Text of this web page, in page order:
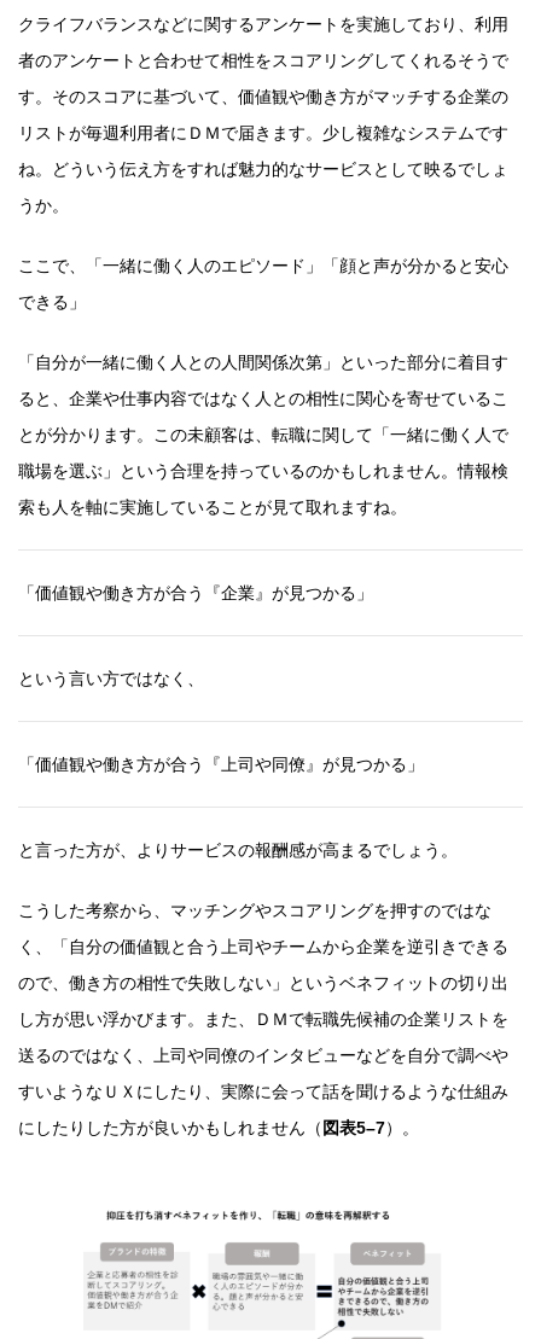
クライフバランスなどに関するアンケートを実施しており、利用
者のアンケートと合わせて相性をスコアリングしてくれるそうで
す。そのスコアに基づいて、価値観や働き方がマッチする企業の
リストが毎週利用者にＤＭで届きます。少し複雑なシステムです
ね。どういう伝え方をすれば魅力的なサービスとして映るでしょ
うか。
ここで、「一緒に働く人のエピソード」「顔と声が分かると安心
できる」
「自分が一緒に働く人との人間関係次第」といった部分に着目す
ると、企業や仕事内容ではなく人との相性に関心を寄せているこ
とが分かります。この未顧客は、転職に関して「一緒に働く人で
職場を選ぶ」という合理を持っているのかもしれません。情報検
索も人を軸に実施していることが見て取れますね。
「価値観や働き方が合う『企業』が見つかる」
という言い方ではなく、
「価値観や働き方が合う『上司や同僚』が見つかる」
と言った方が、よりサービスの報酬感が高まるでしょう。
こうした考察から、マッチングやスコアリングを押すのではな
く、「自分の価値観と合う上司やチームから企業を逆引きできる
ので、働き方の相性で失敗しない」というベネフィットの切り出
し方が思い浮かびます。また、ＤＭで転職先候補の企業リストを
送るのではなく、上司や同僚のインタビューなどを自分で調べや
すいようなＵＸにしたり、実際に会って話を聞けるような仕組み
にしたりした方が良いかもしれません（ 図表5–7）。